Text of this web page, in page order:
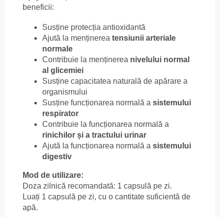
beneficii:
Susține protecția antioxidantă
Ajută la menținerea tensiunii arteriale
normale
Contribuie la menținerea nivelului normal
al glicemiei
Susține capacitatea naturală de apărare a
organismului
Susține funcționarea normală a sistemului
respirator
Contribuie la funcționarea normală a
rinichilor și a tractului urinar
Ajută la funcționarea normală a sistemului
digestiv
Mod de utilizare:
Doza zilnică recomandată: 1 capsulă pe zi.
Luați 1 capsulă pe zi, cu o cantitate suficientă de
apă.